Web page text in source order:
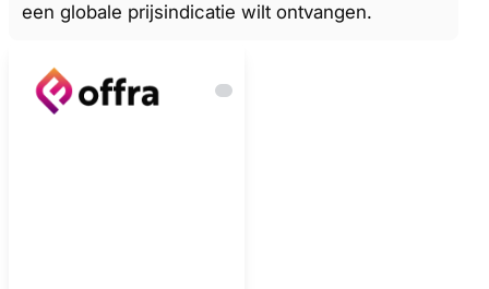
een globale prijsindicatie wilt ontvangen.